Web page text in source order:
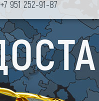
+7 951 252-91-87